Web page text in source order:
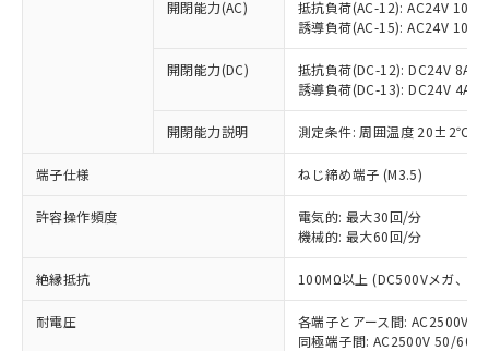
開閉能力(AC)
抵抗負荷(AC-12): AC24V 10A/
誘導負荷(AC-15): AC24V
開閉能力(DC)
抵抗負荷(DC-12): DC24V 8A/
誘導負荷(DC-13): DC24V 4A/
開閉能力説明 測定条件: 周囲温度 20±2℃、
端子仕様 ねじ締め端子 (M3.5)
許容操作頻度
電気的: 最大30回/分
機械的: 最大60回/分
絶縁抵抗 100MΩ以上 (DC500Vメガ、点
耐電圧
各端子とアース間: AC2500V
同極端子間: AC2500V 50/
本サービスの対象外となる商品もある
ことをご了承ください。
在庫状況および標準価格照会結果は、
記載している更新日時点での社内デー
タに基づき作成されるものであり、閲
覧された時点での実際の在庫および標
正式な納期状況および標準価格はお客
様のお取引先、またはお客様担当のオ
ムロン制御機器販売店・当社販売員に
オムロン制御機器販売店や当社販売拠
販売ネットワーク
」をご確認
仕入先様の事情により、非含有部品として
いたものが、含有品と判明した場合などや
むを得ず変更することがあります。
ミウム(Cd) 100ppm以下、
六価クロム(Cr(Ⅵ)) 1000ppm以下、ポリ臭化ビフェニル
類(PBB) 1000ppm以下、ポリ臭化ジフェニルエーテル類
(PBDE) 1000ppm以下、フタル酸ビス(2-エチルヘキシ
ルベンジル（BBP） 1000ppm以下、フタル酸ジブチル
（DBP） 1000ppm以下、フタル酸ジイソブチル
適用除外項目は除く。
フタル酸エステル類の４物質については閾値を超える意
図的な使用がないことを確認しています。
「×」：最大均質材料含有率が中国RoHSの
基準値を超えていることを示します。
「－」：未確認です。当社販売部門へお問
い合わせください。
*中国RoHS10物質の基準値 (GB/T26572)：
Pb(鉛) :1000ppm、 Hg(水銀) : 1000ppm、 Cd(カドミウ
Cr(Ⅵ)(六価クロム) : 1000ppm、 PBBs(ポリ臭化ビフェ
DBP(フタル酸ジブチル) : 1000ppm、 DIBP(フタル酸ジ
イソブチル) : 1000ppm、 BBP(フタル酸ブチルベンジ
DEHP(フタル酸ビス(2-エチルヘキシル)) : 1000ppm
当社は、これら貴社製品のうち、外国
為替および外国貿易法に定める商品
（以下｢規制貨物等」という）を輸出
または国外への提供する場合は、日本
国政府の輸出許可(または役務取引許
可)を取得するなどの必要な手続きを
当社は規制貨物を破棄する場合は、完
全に破砕するなど、違法に輸出されな
いよう必要な手段を講じます。
当社は貴社製品を、核兵器、ミサイ
ル、化学兵器、生物兵器またはその他
武器並びにこれらの製造装置等に一切
一定数以上の在庫あり
一定数には満たないが在庫あり
在庫なし(最新の在庫状況につ
いては、お客様のお取引先、ま
たはお客様担当のオムロン制御